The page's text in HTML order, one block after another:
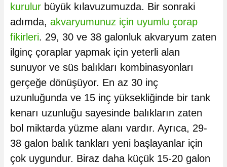
kurulurbüyük kılavuzumuzda. Bir sonraki
adımda, akvaryumunuz için uyumlu çorap
fikirleri. 29, 30 ve 38 galonluk akvaryum zaten
ilginç çoraplar yapmak için yeterli alan
sunuyor ve süs balıkları kombinasyonları
gerçeğe dönüşüyor. En az 30 inç
uzunluğunda ve 15 inç yüksekliğinde bir tank
kenarı uzunluğu sayesinde balıkların zaten
bol miktarda yüzme alanı vardır. Ayrıca, 29-
38 galon balık tankları yeni başlayanlar için
çok uygundur. Biraz daha küçük 15-20 galon